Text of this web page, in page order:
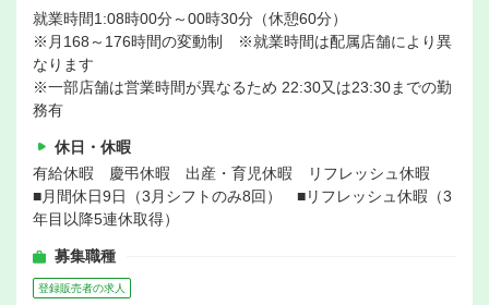
就業時間1:08時00分～00時30分（休憩60分）
※月168～176時間の変動制 ※就業時間は配属店舗により異
なります
※一部店舗は営業時間が異なるため 22:30又は23:30までの勤
務有
休日・休暇
有給休暇 慶弔休暇 出産・育児休暇 リフレッシュ休暇
■月間休日9日（3月シフトのみ8回） ■リフレッシュ休暇（3
年目以降5連休取得）
募集職種
登録販売者の求人